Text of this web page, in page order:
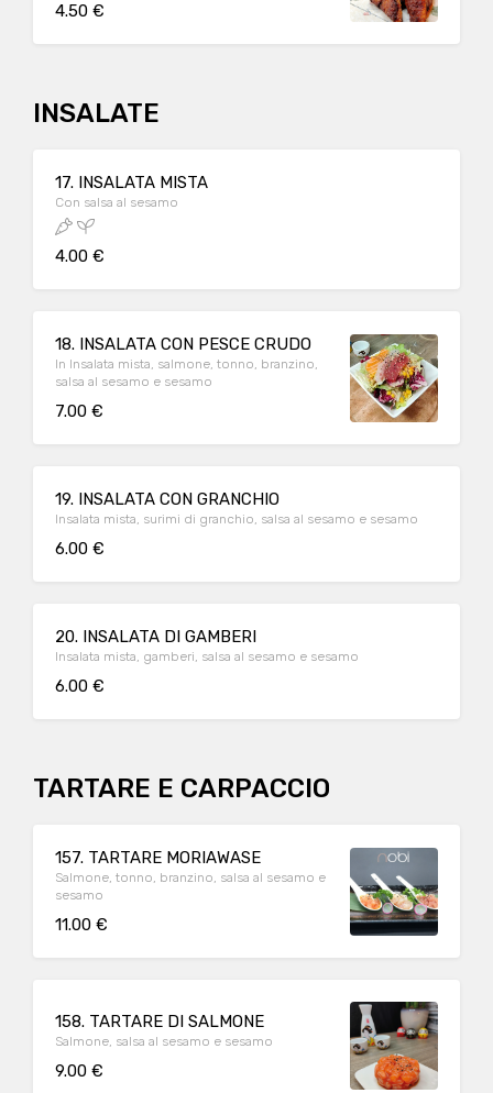
4.50 €
INSALATE
17. INSALATA MISTA
Con salsa al sesamo
4.00 €
18. INSALATA CON PESCE CRUDO
In Insalata mista, salmone, tonno, branzino,
salsa al sesamo e sesamo
7.00 €
19. INSALATA CON GRANCHIO
Insalata mista, surimi di granchio, salsa al sesamo e sesamo
6.00 €
20. INSALATA DI GAMBERI
Insalata mista, gamberi, salsa al sesamo e sesamo
6.00 €
TARTARE E CARPACCIO
157. TARTARE MORIAWASE
Salmone, tonno, branzino, salsa al sesamo e
sesamo
11.00 €
158. TARTARE DI SALMONE
Salmone, salsa al sesamo e sesamo
9.00 €